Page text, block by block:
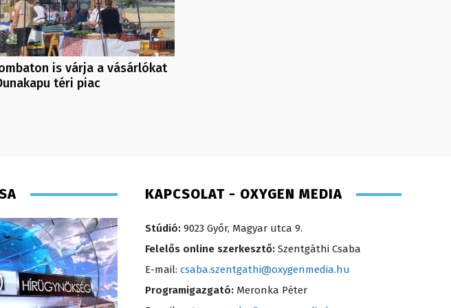
is várja a vásárlókat
téri piac
KAPCSOLAT - OXYGEN MEDIA
Stúdió: 9023 Győr, Magyar utca 9.
Felelős online szerkesztő: Szentgáthi Csaba
E-mail: csaba.szentgathi@oxygenmedia.hu
Programigazgató: Meronka Péter